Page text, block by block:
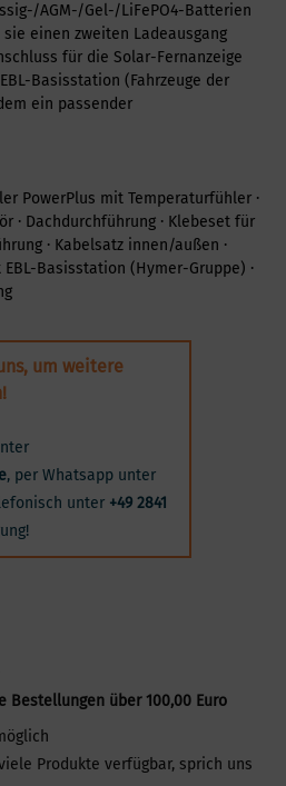
AGM-/Gel-/LiFePO4-Batterien
einen zweiten Ladeausgang
für die Solar-Fernanzeige
Basisstation (Fahrzeuge der
ein passender
PowerPlus mit Temperaturfühler ·
· Dachdurchführung · Klebeset für
· Kabelsatz innen/außen ·
Basisstation (Hymer-Gruppe) ·
um weitere
, per Whatsapp unter
unter +49 2841
Bestellungen über 100,00 Euro
Produkte verfügbar, sprich uns